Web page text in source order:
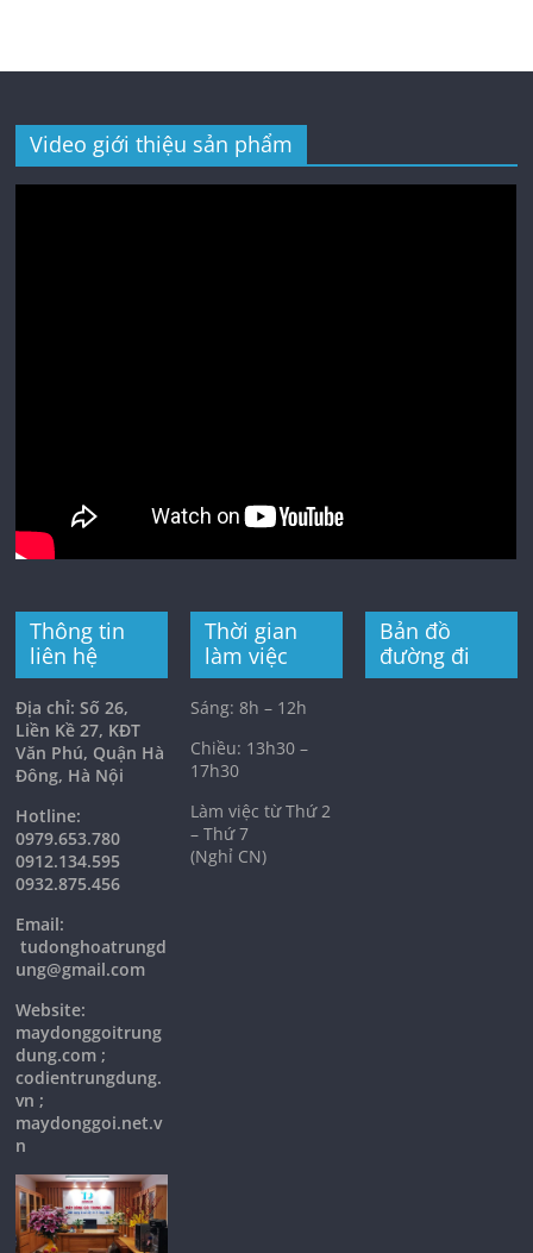
Video giới thiệu sản phẩm
Thông tin
liên hệ
Địa chỉ: Số 26,
Liền Kề 27, KĐT
Văn Phú, Quận Hà
Đông, Hà Nội
Hotline:
0979.653.780
0912.134.595
0932.875.456
Email:
tudonghoatrungd
ung@gmail.com
Website:
maydonggoitrung
dung.com ;
codientrungdung.
vn ;
maydonggoi.net.v
n
Thời gian
làm việc
Sáng: 8h – 12h
Chiều: 13h30 –
17h30
Làm việc từ Thứ 2
– Thứ 7
(Nghỉ CN)
Bản đồ
đường đi